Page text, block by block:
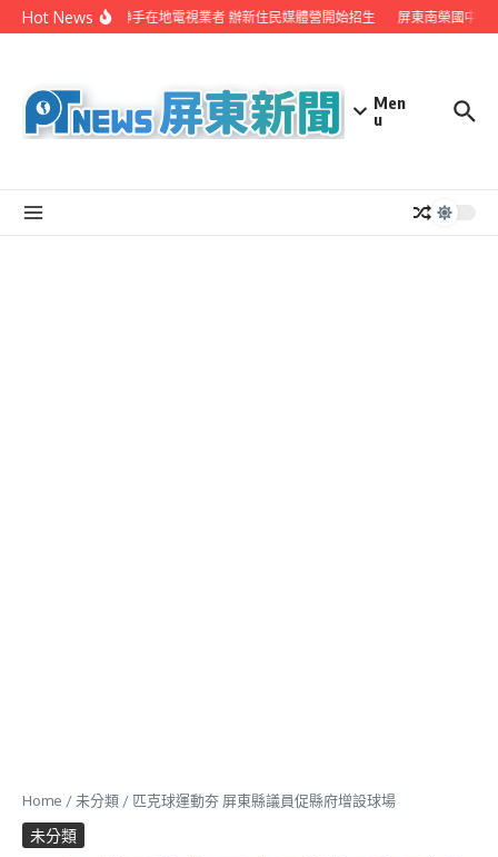
Skip to content
Hot News屏縣府聯手在地電視業者 辦新住民媒體營開始招生 屏東南榮國中赴
Men
u
Home /未分類 /匹克球運動夯 屏東縣議員促縣府增設球場
未分類